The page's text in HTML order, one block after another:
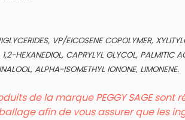
VP/EICOSENE COPOLYMER,
HEXANEDIOL, CAPRYLYL GLYCOL, PALMITIC
ALPHA-ISOMETHYL IONONE, LIMONENE.
de la marque PEGGY SAGE
afin de vous assurer que les